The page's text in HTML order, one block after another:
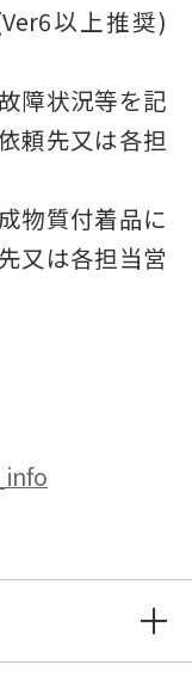
以上推奨)
障状況等を記
頼先又は各担
物質付着品に
又は各担当営